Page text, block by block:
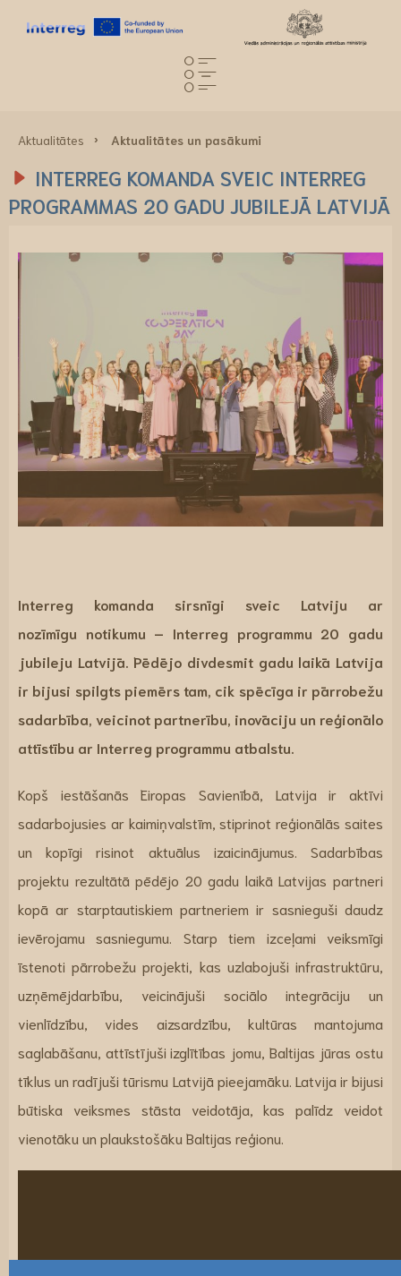
Aktualitātes Aktualitātes un pasākumi
INTERREG KOMANDA SVEIC INTERREG
PROGRAMMAS 20 GADU JUBILEJĀ LATVIJĀ
Interreg komanda sirsnīgi sveic Latviju ar
nozīmīgu notikumu – Interreg programmu 20 gadu
jubileju Latvijā . Pēdējo divdesmit gadu laikā Latvija
ir bijusi spilgts piemērs tam, cik spēcīga ir pārrobežu
sadarbība, veicinot partnerību, inovāciju un reģionālo
attīstību ar Interreg programmu atbalstu.
Kopš iestāšanās Eiropas Savienībā, Latvija ir aktīvi
sadarbojusies ar kaimiņvalstīm, stiprinot reģionālās saites
un kopīgi risinot aktuālus izaicinājumus. Sadarbības
projektu rezultātā pēdējo 20 gadu laikā Latvijas partneri
kopā ar starptautiskiem partneriem ir sasnieguši daudz
ievērojamu sasniegumu. Starp tiem izceļami veiksmīgi
īstenoti pārrobežu projekti, kas uzlabojuši infrastruktūru,
uzņēmējdarbību, veicinājuši sociālo integrāciju un
vienlīdzību, vides aizsardzību, kultūras mantojuma
saglabāšanu, attīstījuši izglītības jomu, Baltijas jūras ostu
tīklus un radījuši tūrismu Latvijā pieejamāku. Latvija ir bijusi
būtiska veiksmes stāsta veidotāja, kas palīdz veidot
vienotāku un plaukstošāku Baltijas reģionu.